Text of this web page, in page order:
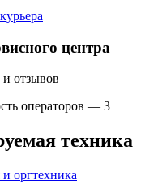
API Карт
центра
отзывов
операторов — 3
техника
оргтехника